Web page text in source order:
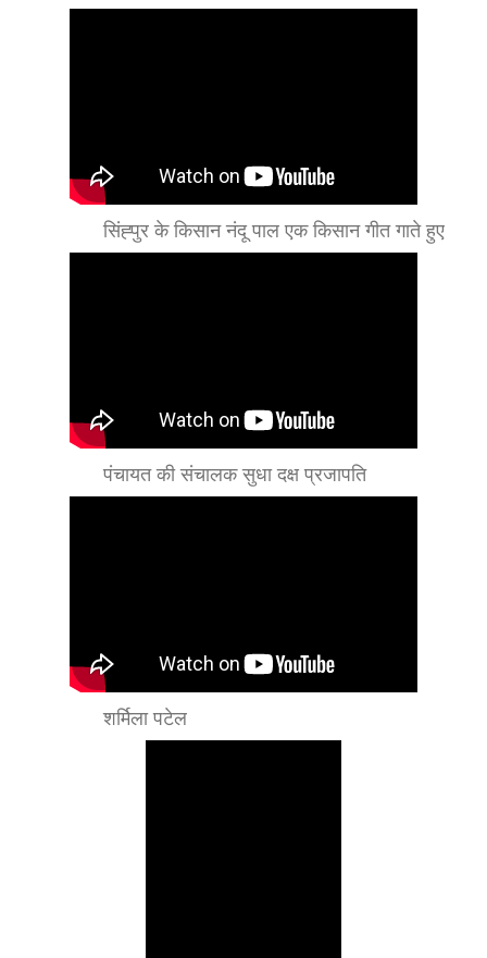
सिंह्पुर के किसान नंदू पाल एक किसान गीत गाते हुए
पंचायत की संचालक सुधा दक्ष प्रजापति
शर्मिला पटेल